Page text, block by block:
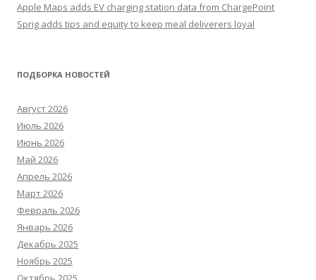
Apple Maps adds EV charging station data from ChargePoint
Sprig adds tips and equity to keep meal deliverers loyal
ПОДБОРКА НОВОСТЕЙ
Август 2026
Июль 2026
Июнь 2026
Май 2026
Апрель 2026
Март 2026
Февраль 2026
Январь 2026
Декабрь 2025
Ноябрь 2025